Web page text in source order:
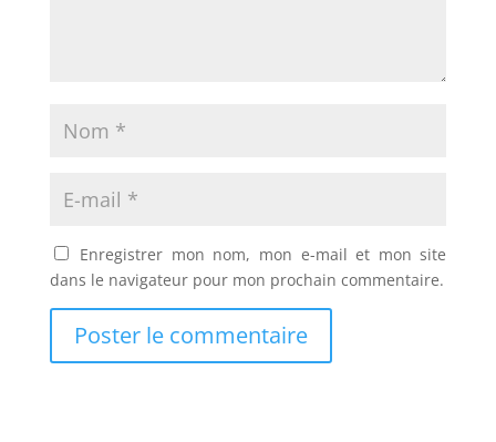
Enregistrer mon nom, mon e-mail et mon site
dans le navigateur pour mon prochain commentaire.